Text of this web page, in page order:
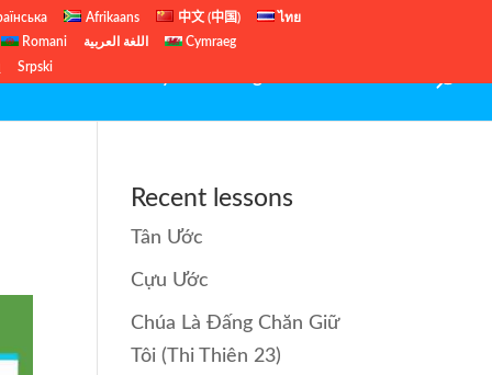
Afrikaans 中文 (中国)
ไทย
Romani اللغة العربية
Cymraeg
Srpski
Tân Ước
Recent lessons
Tân Ước
Cựu Ước
Chúa Là Đấng Chăn Giữ
Tôi (Thi Thiên 23)